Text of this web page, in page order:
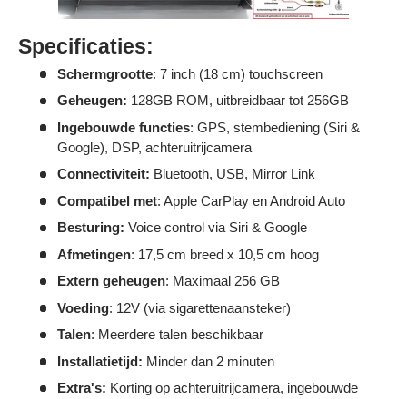
Specificaties:
Schermgrootte: 7 inch (18 cm) touchscreen
Geheugen: 128GB ROM, uitbreidbaar tot 256GB
Ingebouwde functies: GPS, stembediening (Siri &
Google), DSP, achteruitrijcamera
Connectiviteit: Bluetooth, USB, Mirror Link
Compatibel met: Apple CarPlay en Android Auto
Besturing: Voice control via Siri & Google
Afmetingen: 17,5 cm breed x 10,5 cm hoog
Extern geheugen: Maximaal 256 GB
Voeding: 12V (via sigarettenaansteker)
Talen: Meerdere talen beschikbaar
Installatietijd: Minder dan 2 minuten
Extra's: Korting op achteruitrijcamera, ingebouwde